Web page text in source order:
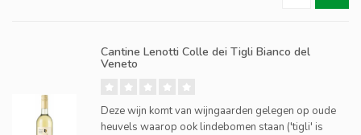
Cantine Lenotti Colle dei Tigli Bianco del
Veneto
Deze wijn komt van wijngaarden gelegen op oude
heuvels waarop ook lindebomen staan ('tigli' is